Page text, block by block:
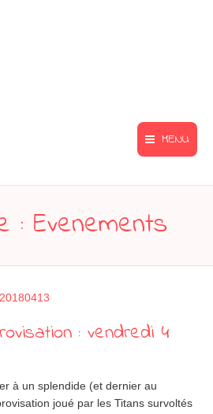
MENU
: Evenements
: vendredi 4
à un splendide (et dernier au
joué par les Titans survoltés